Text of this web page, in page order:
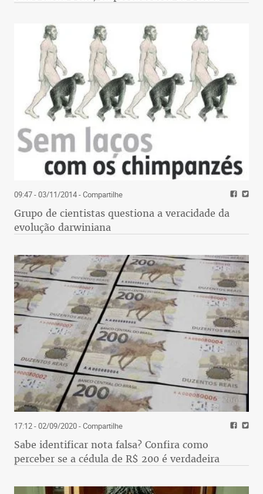
09:47 - 03/11/2014- Compartilhe
Grupo de cientistas questiona a veracidade da
evolução darwiniana
17:12 - 02/09/2020- Compartilhe
Sabe identificar nota falsa? Confira como
perceber se a cédula de R$ 200 é verdadeira